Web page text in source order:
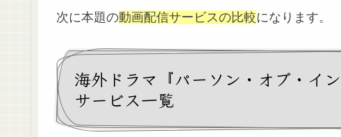
次に本題の動画配信サービスの比較になります。
海外ドラマ『パーソン・オブ・イ
サービス一覧